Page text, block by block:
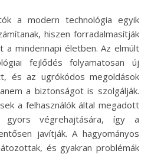
hiszen forradalmasítják
a mindennapi életben. Az elmúlt
fejlődés folyamatosan új
és az ugrókódos megoldások
a biztonságot is szolgálják.
a felhasználók által megadott
gyors végrehajtására, így a
javítják. A hagyományos
és gyakran problémák